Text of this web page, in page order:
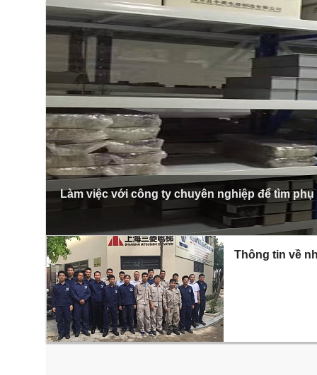
Làm việc với công ty chuyên nghiệp để tìm
Thông tin về